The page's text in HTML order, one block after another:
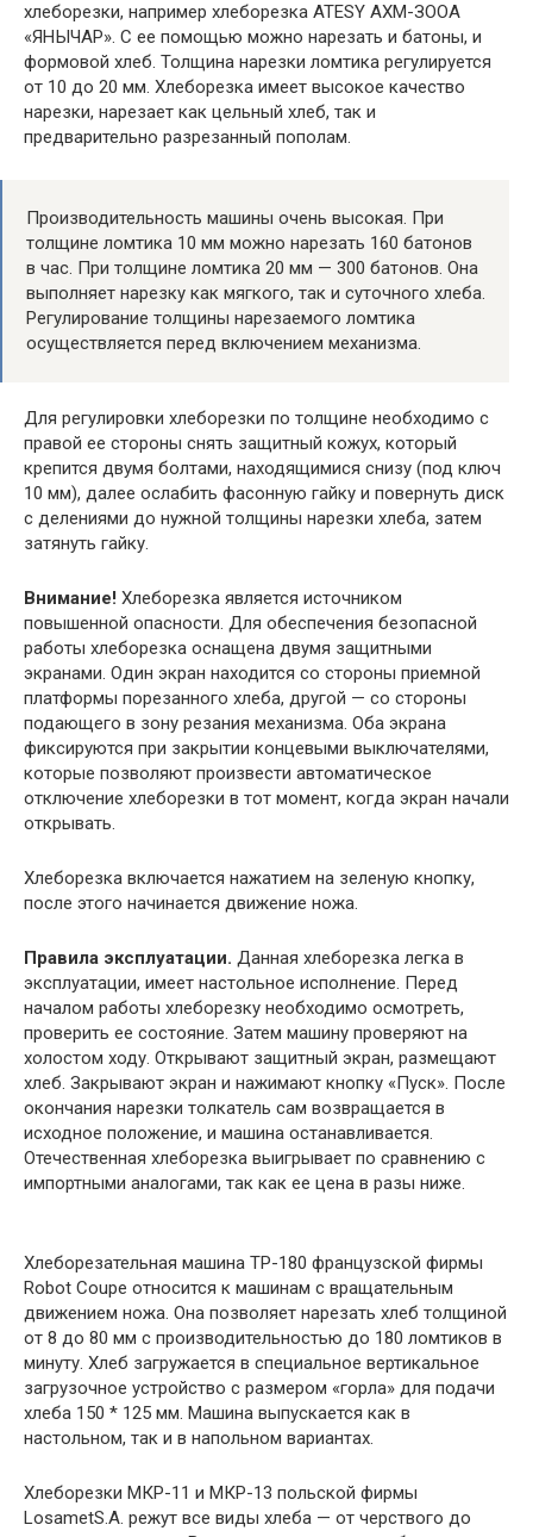
хлеборезки, например хлеборезка ATESY АХМ-ЗООА
«ЯНЫЧАР». С ее помощью можно нарезать и батоны, и
формовой хлеб. Толщина нарезки ломтика регулируется
от 10 до 20 мм. Хлеборезка имеет высокое качество
нарезки, нарезает как цельный хлеб, так и
предварительно разрезанный пополам.
Производительность машины очень высокая. При
толщине ломтика 10 мм можно нарезать 160 батонов
в час. При толщине ломтика 20 мм — 300 батонов. Она
выполняет нарезку как мягкого, так и суточного хлеба.
Регулирование толщины нарезаемого ломтика
осуществляется перед включением механизма.
Для регулировки хлеборезки по толщине необходимо с
правой ее стороны снять защитный кожух, который
крепится двумя болтами, находящимися снизу (под ключ
10 мм), далее ослабить фасонную гайку и повернуть диск
с делениями до нужной толщины нарезки хлеба, затем
затянуть гайку.
Внимание! Хлеборезка является источником
повышенной опасности. Для обеспечения безопасной
работы хлеборезка оснащена двумя защитными
экранами. Один экран находится со стороны приемной
платформы порезанного хлеба, другой — со стороны
подающего в зону резания механизма. Оба экрана
фиксируются при закрытии концевыми выключателями,
которые позволяют произвести автоматическое
отключение хлеборезки в тот момент, когда экран начали
открывать.
Хлеборезка включается нажатием на зеленую кнопку,
после этого начинается движение ножа.
Правила эксплуатации. Данная хлеборезка легка в
эксплуатации, имеет настольное исполнение. Перед
началом работы хлеборезку необходимо осмотреть,
проверить ее состояние. Затем машину проверяют на
холостом ходу. Открывают защитный экран, размещают
хлеб. Закрывают экран и нажимают кнопку «Пуск». После
окончания нарезки толкатель сам возвращается в
исходное положение, и машина останавливается.
Отечественная хлеборезка выигрывает по сравнению с
импортными аналогами, так как ее цена в разы ниже.
Хлеборезательная машина ТР-180 французской фирмы
Robot Coupe относится к машинам с вращательным
движением ножа. Она позволяет нарезать хлеб толщиной
от 8 до 80 мм с производительностью до 180 ломтиков в
минуту. Хлеб загружается в специальное вертикальное
загрузочное устройство с размером «горла» для подачи
хлеба 150 * 125 мм. Машина выпускается как в
настольном, так и в напольном вариантах.
Хлеборезки МКР-11 и МКР-13 польской фирмы
LosametS.A. режут все виды хлеба — от черствого до